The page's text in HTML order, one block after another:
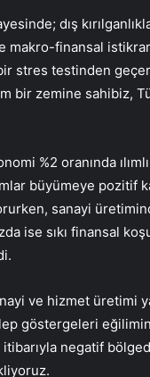
dış
ve makro-finansal
stres testinden
bir zemine sahibiz,
%2 oranında
büyümeye pozitif
sanayi
ise sıkı finansal
ve hizmet üretimi
göstergeleri
itibarıyla negatif